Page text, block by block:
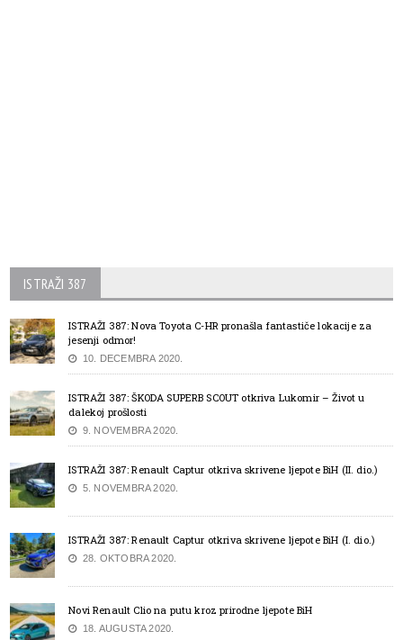
ISTRAŽI 387
ISTRAŽI 387: Nova Toyota C-HR pronašla fantastiče lokacije za
jesenji odmor!
10. DECEMBRA 2020.
ISTRAŽI 387: ŠKODA SUPERB SCOUT otkriva Lukomir – Život u
dalekoj prošlosti
9. NOVEMBRA 2020.
ISTRAŽI 387: Renault Captur otkriva skrivene ljepote BiH (II. dio.)
5. NOVEMBRA 2020.
ISTRAŽI 387: Renault Captur otkriva skrivene ljepote BiH (I. dio.)
28. OKTOBRA 2020.
Novi Renault Clio na putu kroz prirodne ljepote BiH
18. AUGUSTA 2020.